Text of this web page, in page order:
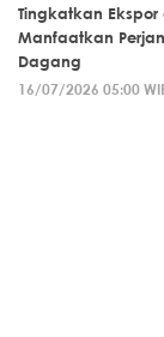
Tingkatkan
Manfaatkan
Dagang
16/07/2026 05:00